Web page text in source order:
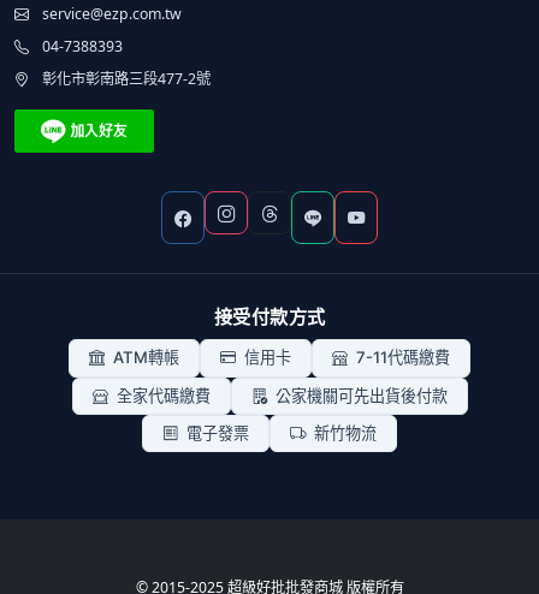
service@ezp.com.tw
04-7388393
彰化市彰南路三段477-2號
接受付款方式
ATM轉帳 信用卡
7-11代碼繳費
全家代碼繳費
公家機關可先出貨後付款
電子發票
新竹物流
© 2015-2025 超級好批批發商城 版權所有